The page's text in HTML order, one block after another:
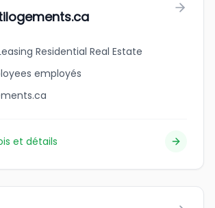
Residential Real Estate
employés
et détails